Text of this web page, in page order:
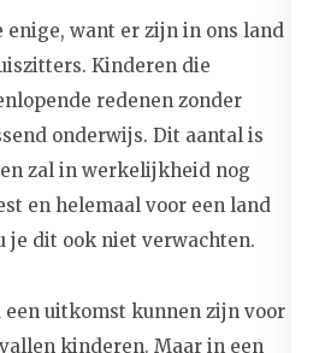
enige, want er zijn in ons land
Kinderen die
redenen zonder
onderwijs. Dit aantal is
zal in werkelijkheid nog
en helemaal voor een land
je dit ook niet verwachten.
een uitkomst kunnen zijn voor
kinderen. Maar in een